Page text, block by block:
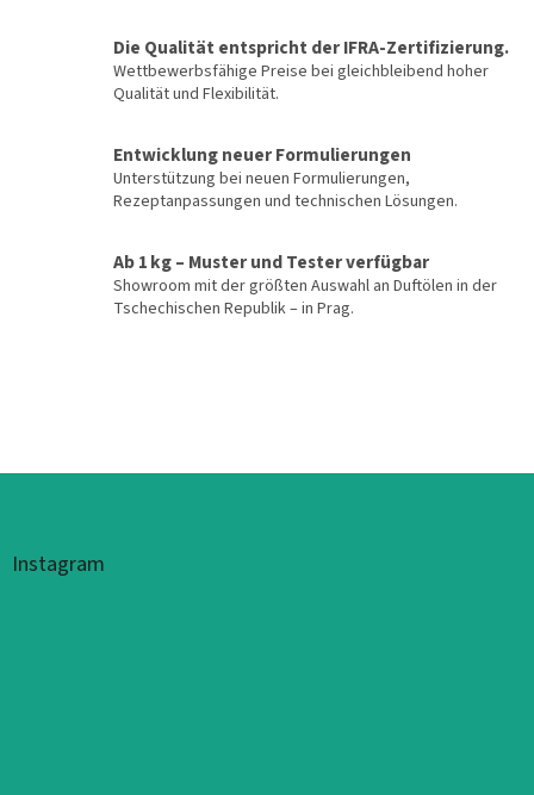
Die Qualität entspricht der IFRA-Zertifizierung.
Wettbewerbsfähige Preise bei gleichbleibend hoher
Qualität und Flexibilität.
Entwicklung neuer Formulierungen
Unterstützung bei neuen Formulierungen,
Rezeptanpassungen und technischen Lösungen.
Ab 1 kg – Muster und Tester verfügbar
Showroom mit der größten Auswahl an Duftölen in der
Tschechischen Republik – in Prag.
Fußzeile
Instagram